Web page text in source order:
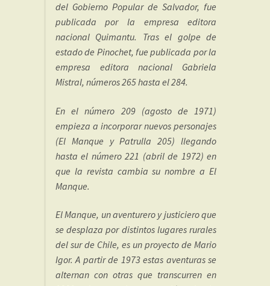
del Gobierno Popular de Salvador, fue
publicada por la empresa editora
nacional Quimantu. Tras el golpe de
estado de Pinochet, fue publicada por la
empresa editora nacional Gabriela
Mistral, números 265 hasta el 284.
En el número 209 (agosto de 1971)
empieza a incorporar nuevos personajes
(El Manque y Patrulla 205) llegando
hasta el número 221 (abril de 1972) en
que la revista cambia su nombre a El
Manque.
El Manque, un aventurero y justiciero que
se desplaza por distintos lugares rurales
del sur de Chile, es un proyecto de Mario
Igor. A partir de 1973 estas aventuras se
alternan con otras que transcurren en